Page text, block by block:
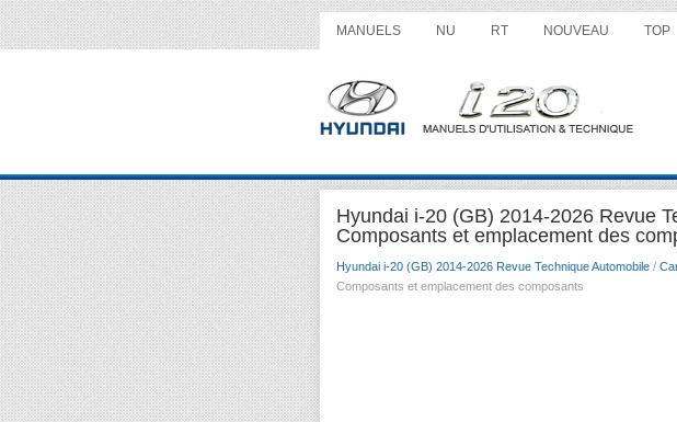
MANUELS NU RT NOUVEAU TOP
Hyundai i-20 (GB) 2014-2026 Revue
Composants et emplacement des
Hyundai i-20 (GB) 2014-2026 Revue Technique Automobile /
Composants et emplacement des composants